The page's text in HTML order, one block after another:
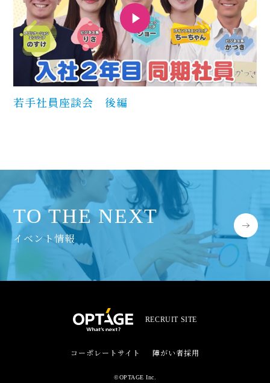
若手社員座談会 後編
TO THE NEXT
イベント情報
RECRUIT SITE
コーポレートサイト 障がい者採用
©︎OPTAGE Inc.